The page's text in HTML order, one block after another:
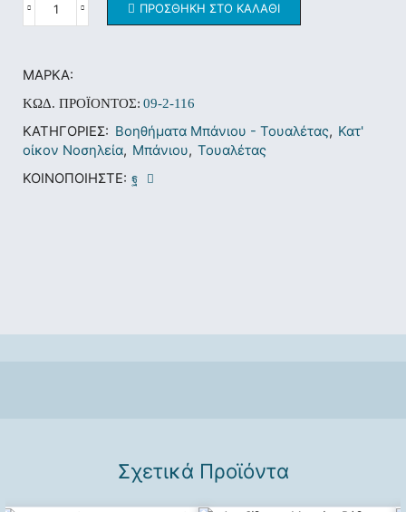
ΠΡΟΣΘΉΚΗ ΣΤΟ ΚΑΛΆΘΙ
ΜΆΡΚΑ:
ΚΩΔ. ΠΡΟΪΌΝΤΟΣ: 09-2-116
ΚΑΤΗΓΟΡΊΕΣ: Βοηθήματα Μπάνιου - Τουαλέτας, Κατ'
οίκον Νοσηλεία, Μπάνιου, Τουαλέτας
ΚΟΙΝΟΠΟΙΉΣΤΕ:
Σχετικά Προϊόντα